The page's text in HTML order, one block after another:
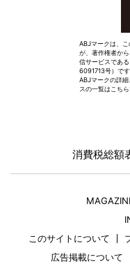
ABJマークは、こ
が、著作権者か
信サービスであ
6091713号）です
ABJマークの詳
スの一覧はこちら
消費税総額
このサイトについて
広告掲載について